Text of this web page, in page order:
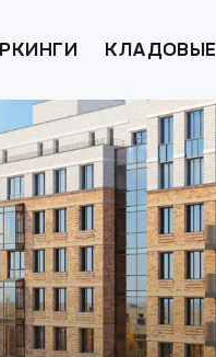
КЛАДОВЫЕ